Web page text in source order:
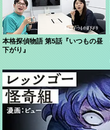
本格探偵物語 第5話『いつもの昼
下がり』